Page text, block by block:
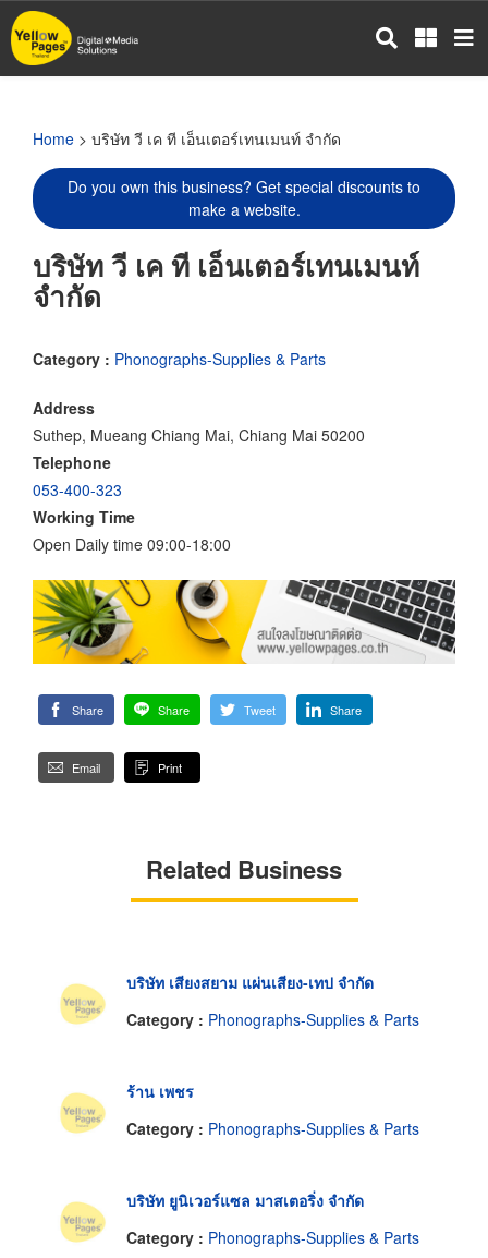
Skip
to
main
Home > บริษัท วี เค ที เอ็นเตอร์เทนเมนท์ จำกัด
Do you own this business? Get special discounts to
make a website.
บริษัท วี เค ที เอ็นเตอร์เทนเมนท์
จำกัด
Category : Phonographs-Supplies & Parts
Address
Suthep, Mueang Chiang Mai, Chiang Mai 50200
Telephone
053-400-323
Working Time
Open Daily time 09:00-18:00
Share Share Tweet Share
Email Print
Related Business
บริษัท เสียงสยาม แผ่นเสียง-เทป จำกัด
Category : Phonographs-Supplies & Parts
ร้าน เพชร
Category : Phonographs-Supplies & Parts
บริษัท ยูนิเวอร์แซล มาสเตอริ่ง จำกัด
Category : Phonographs-Supplies & Parts